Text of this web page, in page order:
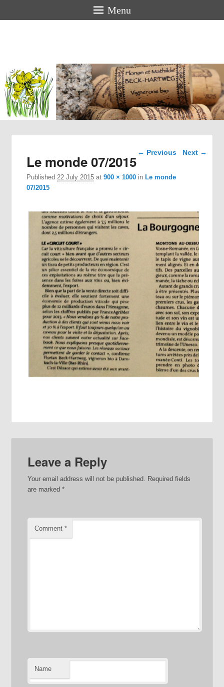
Menu
Mathilde
BECK-
HARTWEG
Image navigation
← Previous Next →
Le monde 07/2015
Published22 July 2015 at900 × 1000 in Le monde
07/2015
Leave a Reply
Your email address will not be published. Required fields
are marked*
Comment*
Name